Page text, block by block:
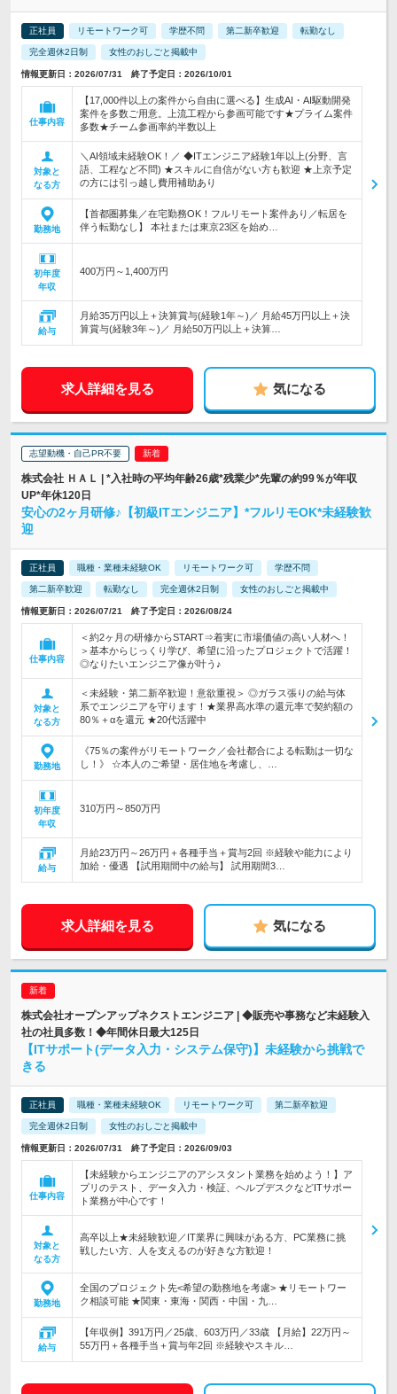
正社員 リモートワーク可 学歴不問 第二新卒歓迎 転勤なし
完全週休2日制 女性のおしごと掲載中
情報更新日：2026/07/31 終了予定日：2026/10/01
仕事内容
【17,000件以上の案件から自由に選べる】生成AI・AI駆動開発
案件を多数ご用意。上流工程から参画可能です★プライム案件
多数★チーム参画率約半数以上
対象と
なる方
＼AI領域未経験OK！／ ◆ITエンジニア経験1年以上(分野、言
語、工程など不問) ★スキルに自信がない方も歓迎 ★上京予定
の方には引っ越し費用補助あり
勤務地
【首都圏募集／在宅勤務OK！フルリモート案件あり／転居を
伴う転勤なし】 本社または東京23区を始め…
初年度
年収
400万円～1,400万円
給与
月給35万円以上＋決算賞与(経験1年～)／ 月給45万円以上＋決
算賞与(経験3年～)／ 月給50万円以上＋決算…
求人詳細を見る 気になる
志望動機・自己PR不要
株式会社 ＨＡＬ | *入社時の平均年齢26歳*残業少*先輩の約99％が年収
UP*年休120日
安心の2ヶ月研修♪【初級ITエンジニア】*フルリモOK*未経験歓
迎
正社員 職種・業種未経験OK リモートワーク可 学歴不問
第二新卒歓迎 転勤なし 完全週休2日制 女性のおしごと掲載中
情報更新日：2026/07/21 終了予定日：2026/08/24
仕事内容
＜約2ヶ月の研修からSTART⇒着実に市場価値の高い人材へ！
＞基本からじっくり学び、希望に沿ったプロジェクトで活躍！
◎なりたいエンジニア像が叶う♪
対象と
なる方
＜未経験・第二新卒歓迎！意欲重視＞ ◎ガラス張りの給与体
系でエンジニアを守ります！★業界高水準の還元率で契約額の
80％＋αを還元 ★20代活躍中
勤務地
《75％の案件がリモートワーク／会社都合による転勤は一切な
し！》 ☆本人のご希望・居住地を考慮し、…
初年度
年収
310万円～850万円
給与
月給23万円～26万円＋各種手当＋賞与2回 ※経験や能力により
加給・優遇 【試用期間中の給与】 試用期間3…
求人詳細を見る 気になる
株式会社オープンアップネクストエンジニア | ◆販売や事務など未経験入
社の社員多数！◆年間休日最大125日
【ITサポート(データ入力・システム保守)】未経験から挑戦で
きる
正社員 職種・業種未経験OK リモートワーク可 第二新卒歓迎
完全週休2日制 女性のおしごと掲載中
情報更新日：2026/07/31 終了予定日：2026/09/03
仕事内容
【未経験からエンジニアのアシスタント業務を始めよう！】ア
プリのテスト、データ入力・検証、ヘルプデスクなどITサポー
ト業務が中心です！
対象と
なる方
高卒以上★未経験歓迎／IT業界に興味がある方、PC業務に挑
戦したい方、人を支えるのが好きな方歓迎！
勤務地
全国のプロジェクト先<希望の勤務地を考慮> ★リモートワー
ク相談可能 ★関東・東海・関西・中国・九…
給与
【年収例】391万円／25歳、603万円／33歳 【月給】22万円～
55万円＋各種手当＋賞与年2回 ※経験やスキル…